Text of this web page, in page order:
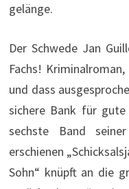
gelänge.
Der Schwede Jan
Fachs!
und dass
sichere Bank für
sechste Band seiner
erschienen
Sohn“ knüpft an die